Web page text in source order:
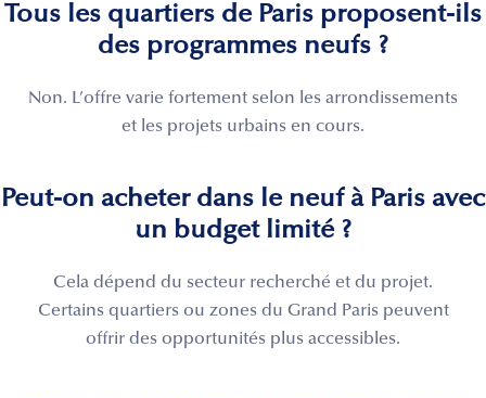
Tous les quartiers de Paris proposent-ils
des programmes neufs ?
Non. L’offre varie fortement selon les arrondissements
et les projets urbains en cours.
Peut-on acheter dans le neuf à Paris avec
un budget limité ?
Cela dépend du secteur recherché et du projet.
Certains quartiers ou zones du Grand Paris peuvent
offrir des opportunités plus accessibles.